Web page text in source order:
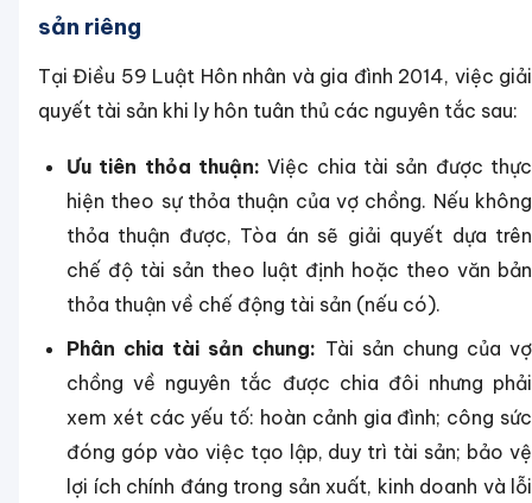
sản riêng
Tại Điều 59 Luật Hôn nhân và gia đình 2014, việc giải
quyết tài sản khi ly hôn tuân thủ các nguyên tắc sau:
Ưu tiên thỏa thuận: Việc chia tài sản được thực
hiện theo sự thỏa thuận của vợ chồng. Nếu không
thỏa thuận được, Tòa án sẽ giải quyết dựa trên
chế độ tài sản theo luật định hoặc theo văn bản
thỏa thuận về chế động tài sản (nếu có).
Phân chia tài sản chung: Tài sản chung của vợ
chồng về nguyên tắc được chia đôi nhưng phải
xem xét các yếu tố: hoàn cảnh gia đình; công sức
đóng góp vào việc tạo lập, duy trì tài sản; bảo vệ
lợi ích chính đáng trong sản xuất, kinh doanh và lỗi